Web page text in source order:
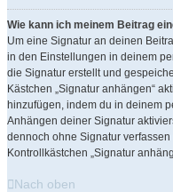
Wie kann ich meinem Beitrag
Um eine Signatur an deinen
in den Einstellungen in deinem
die Signatur erstellt und
Kästchen „Signatur anhängen“
hinzufügen, indem du in deinem
Anhängen deiner Signatur
dennoch ohne Signatur
Kontrollkästchen „Signatur
Nach oben